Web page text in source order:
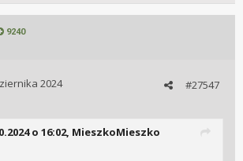
9240
#27547
2024
o 16:02, MieszkoMieszko